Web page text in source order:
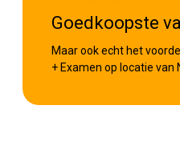
Goedkoopste
Maar ook echt het
+ Examen op locatie van